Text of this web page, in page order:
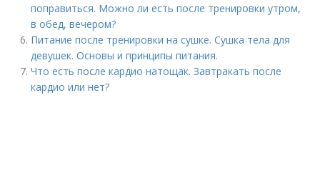
поправиться. Можно ли есть после тренировки утром,
в обед, вечером?
Питание после тренировки на сушке. Сушка тела для
девушек. Основы и принципы питания.
Что есть после кардио натощак. Завтракать после
кардио или нет?